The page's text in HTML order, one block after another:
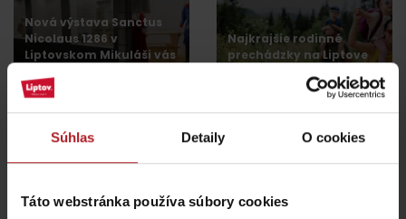
Súhlas Detaily O cookies
Táto webstránka používa súbory cookies
Nová výstava Sanctus
Nicolaus 1286 v
Liptovskom Mikuláši vás
Liptovský Mikuláš
Najkrajšie rodinné
prechádzky na Liptove
región Liptov